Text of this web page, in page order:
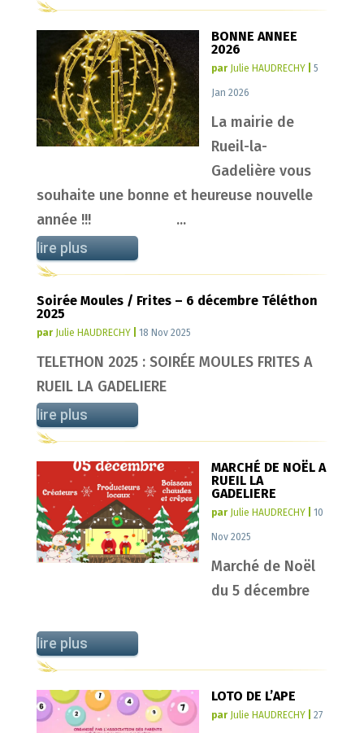
BONNE ANNEE
2026
par Julie HAUDRECHY| 5
Jan 2026
La mairie de
Rueil-la-
Gadelière vous
souhaite une bonne et heureuse nouvelle
année !!! ...
lire plus
Soirée Moules / Frites – 6 décembre Téléthon
2025
par Julie HAUDRECHY| 18 Nov 2025
TELETHON 2025 : SOIRÉE MOULES FRITES A
RUEIL LA GADELIERE
lire plus
MARCHÉ DE NOËL A
RUEIL LA
GADELIERE
par Julie HAUDRECHY| 10
Nov 2025
Marché de Noël
du 5 décembre
lire plus
LOTO DE L’APE
par Julie HAUDRECHY| 27